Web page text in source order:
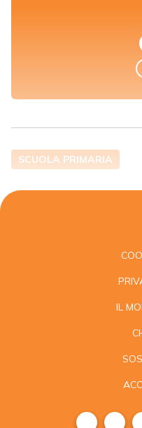
SCUOLA PRIMARIA
IL